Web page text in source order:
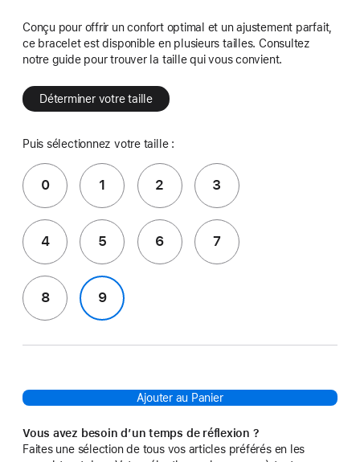
Conçu pour offrir un confort optimal et un ajustement parfait,
ce bracelet est disponible en plusieurs tailles. Consultez
notre guide pour trouver la taille qui vous convient.
Déterminer votre taille
Puis sélectionnez votre taille :
0 1 2 3
4 5 6 7
8 9
Ajouter au Panier
Vous avez besoin d’un temps de réflexion ?
Faites une sélection de tous vos articles préférés en les